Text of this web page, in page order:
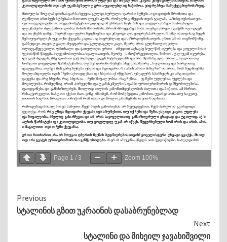
Page 1 / 3 Zoom 100%
Continue
Reading
Previous
სტალინის გზით უკრაინის დასაბრუნებლად
Next
სტალინი და მიხეილ ჯავახიშვილი